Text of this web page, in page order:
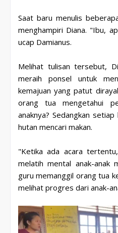
Saat baru menulis
menghampiri Diana. "Ibu,
ucap Damianus.
Melihat tulisan tersebut,
meraih ponsel untuk
kemajuan yang patut
orang tua mengetahui
anaknya? Sedangkan
hutan mencari makan.
"Ketika ada acara
melatih mental anak-anak
guru memanggil orang tua
melihat progres dari anak-